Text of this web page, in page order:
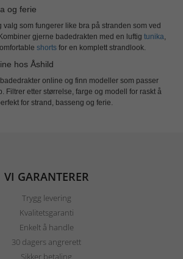
og ferie
valg som fungerer like bra på stranden som ved
gjerne badedrakten med en luftig tunika,
shorts for en komplett strandlook.
hos Åshild
badedrakter online og finn modeller som passer
Filtrer etter størrelse, farge og modell for raskt å
for strand, basseng og ferie.
VI GARANTERER
Trygg levering
Kvalitetsgaranti
Enkelt å handle
30 dagers angrerett
Sikker betaling